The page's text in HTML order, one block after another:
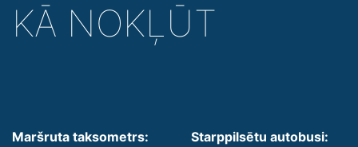
KĀ NOKĻŪT
Maršruta taksometrs: Starppilsētu autobusi: